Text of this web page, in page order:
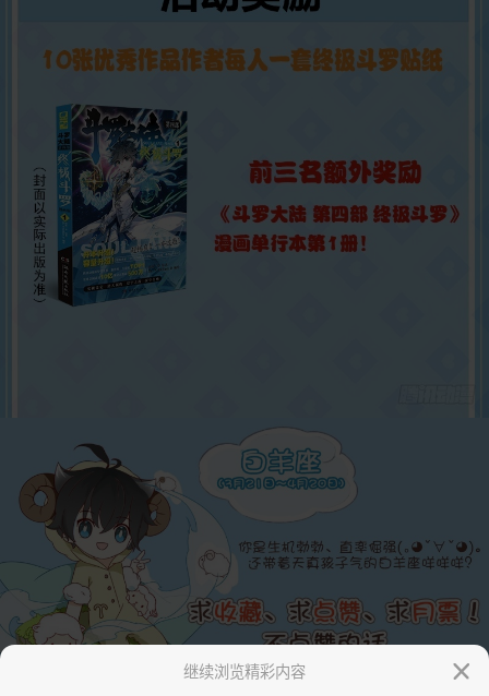
继续浏览精彩内容